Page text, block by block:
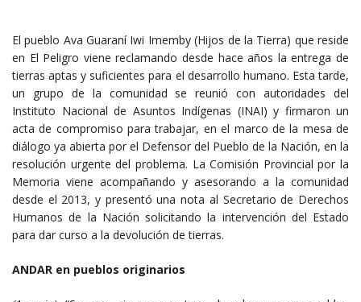
El pueblo Ava Guaraní Iwi Imemby (Hijos de la Tierra) que reside
en El Peligro viene reclamando desde hace años la entrega de
tierras aptas y suficientes para el desarrollo humano. Esta tarde,
un grupo de la comunidad se reunió con autoridades del
Instituto Nacional de Asuntos Indígenas (INAI) y firmaron un
acta de compromiso para trabajar, en el marco de la mesa de
diálogo ya abierta por el Defensor del Pueblo de la Nación, en la
resolución urgente del problema. La Comisión Provincial por la
Memoria viene acompañando y asesorando a la comunidad
desde el 2013, y presentó una nota al Secretario de Derechos
Humanos de la Nación solicitando la intervención del Estado
para dar curso a la devolución de tierras.
ANDAR en pueblos originarios